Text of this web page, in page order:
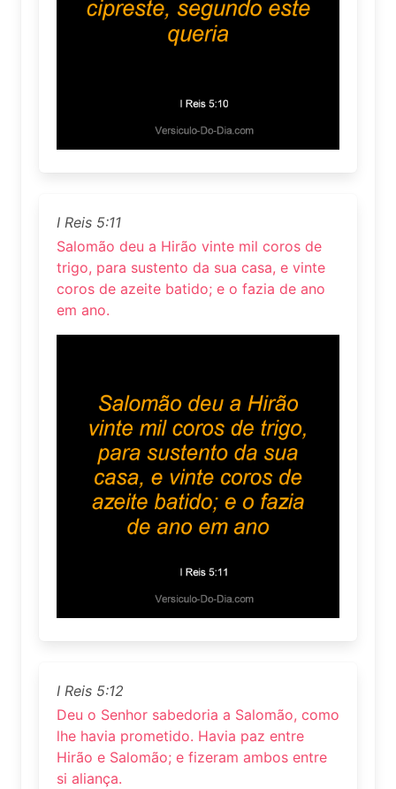
I Reis 5:11
Salomão deu a Hirão vinte mil coros de
trigo, para sustento da sua casa, e vinte
coros de azeite batido; e o fazia de ano
em ano.
I Reis 5:12
Deu o Senhor sabedoria a Salomão, como
lhe havia prometido. Havia paz entre
Hirão e Salomão; e fizeram ambos entre
si aliança.